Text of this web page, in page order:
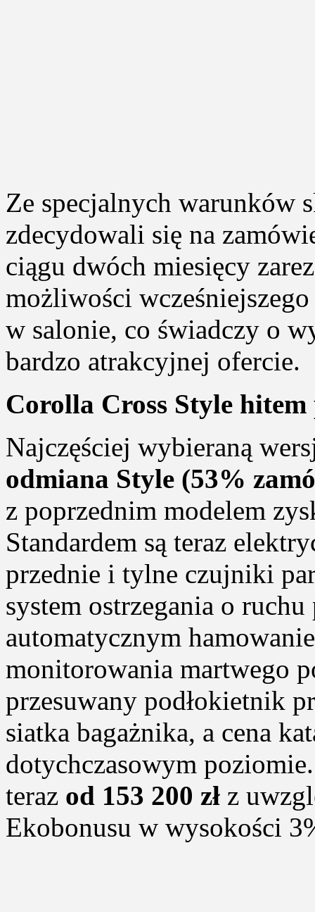
Ze specjalnych warunków
zdecydowali się na
ciągu dwóch miesięcy
możliwości
w salonie, co świadczy o
bardzo atrakcyjnej ofercie.
Corolla Cross Style hitem
Najczęściej wybieraną
odmiana Style (53%
z poprzednim modelem
Standardem są teraz
przednie i tylne czujniki
system ostrzegania o
automatycznym
monitorowania martwego
przesuwany podłokietnik
siatka bagażnika, a cena
dotychczasowym
teraz od 153 200 zł z
Ekobonusu w wysokości